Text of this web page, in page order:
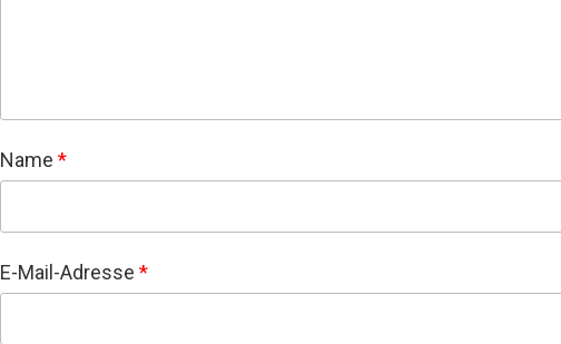
Name *
E-Mail-Adresse *